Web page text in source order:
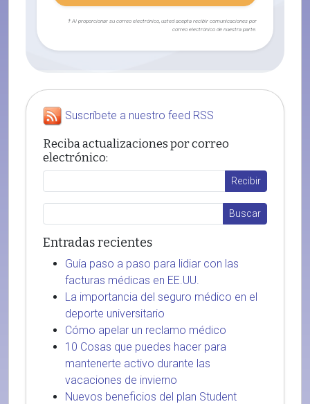
† Al proporcionar su correo electrónico, usted acepta recibir comunicaciones por
correo electrónico de nuestra parte.
Suscríbete a nuestro feed RSS
Reciba actualizaciones por correo
electrónico:
Entradas recientes
Guía paso a paso para lidiar con las
facturas médicas en EE.UU.
La importancia del seguro médico en el
deporte universitario
Cómo apelar un reclamo médico
10 Cosas que puedes hacer para
mantenerte activo durante las
vacaciones de invierno
Nuevos beneficios del plan Student